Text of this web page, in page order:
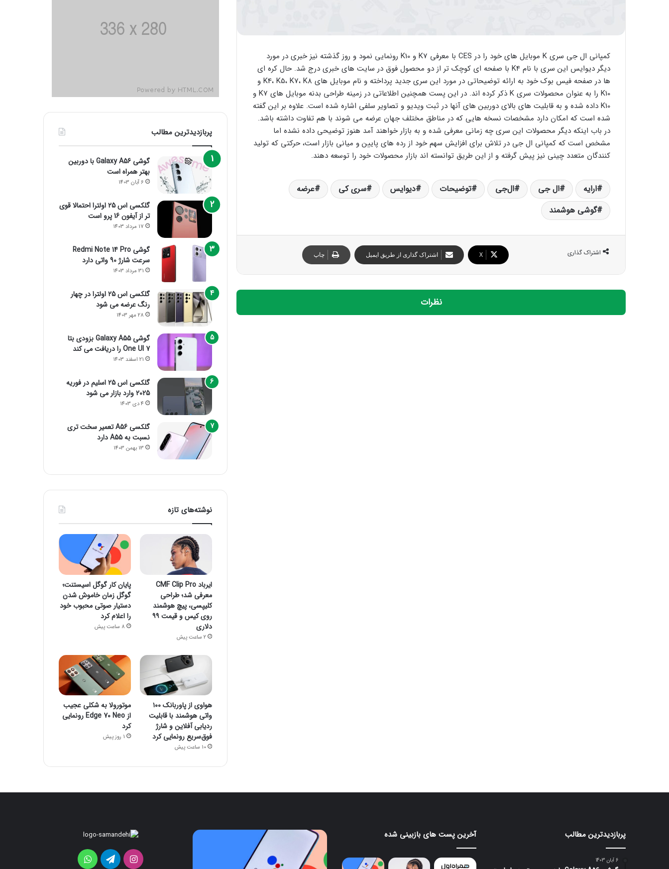
کمپانی ال جی سری K موبایل های خود را در CES با معرفی K7 و K10 رونمایی نمود و روز گذشته نیز خبری در مورد
دیگر دیوایس این سری با نام K4 با صفحه ای کوچک تر از دو محصول فوق در سایت های خبری درج شد. حال کره ای
ها در صفحه فیس بوک خود به ارائه توضیحاتی در مورد این سری جدید پرداخته و نام موبایل های K4، K5، K7، K8 و
K10 را به عنوان محصولات سری K ذکر کرده اند. در این پست همچنین اطلاعاتی در زمینه طراحی بدنه موبایل های K7 و
K10 داده شده و به قابلیت های بالای دوربین های آنها در ثبت ویدیو و تصاویر سلفی اشاره شده است. علاوه بر این گفته
شده است که امکان دارد مشخصات نسخه هایی که در مناطق مختلف جهان عرضه می شوند با هم تفاوت داشته باشد.
در باب اینکه دیگر محصولات این سری چه زمانی معرفی شده و به بازار خواهند آمد هنوز توضیحی داده نشده اما
مشخص است که کمپانی ال جی در تلاش برای افزایش سهم خود از رده های پایین و میانی بازار است، حرکتی که تولید
کنندگان متعدد چینی نیز پیش گرفته و از این طریق توانسته اند بازار محصولات خود را توسعه دهند.
ارایه ال جی ال‌جی توضیحات دیوایس سری کی
عرضه
گوشی هوشمند
اشتراک گذاری X اشتراک گذاری از طریق ایمیل چاپ
نظرات
پربازدیدترین مطالب
گوشی Galaxy A56 با دوربین
بهتر همراه است
6 آبان 1403
گلکسی اس 25 اولترا احتمالا قوی
تر از آیفون 16 پرو است
17 مرداد 1403
گوشی Redmi Note 14 Pro
سرعت شارژ 90 واتی دارد
31 مرداد 1403
گلکسی اس 25 اولترا در چهار
رنگ عرضه می شود
28 مهر 1403
گوشی Galaxy A55 بزودی بتا
One UI 7 را دریافت می کند
21 اسفند 1403
گلکسی اس 25 اسلیم در فوریه
2025 وارد بازار می شود
4 دی 1403
گلکسی A56 تعمیر سخت تری
نسبت به A55 دارد
13 بهمن 1403
نوشته‌های تازه
ایرباد CMF Clip Pro
معرفی شد؛ طراحی
کلیپسی، پیچ هوشمند
روی کیس و قیمت ۹۹
دلاری
2 ساعت پیش
پایان کار گوگل اسیستنت؛
گوگل زمان خاموش شدن
دستیار صوتی محبوب خود
را اعلام کرد
8 ساعت پیش
هواوی از پاوربانک ۱۰۰
واتی هوشمند با قابلیت
ردیابی آفلاین و شارژ
فوق‌سریع رونمایی کرد
10 ساعت پیش
موتورولا به شکلی عجیب
از Edge 70 Neo رونمایی
کرد
1 روز پیش
پربازدیدترین مطالب
6 آبان 1403
آخرین پست های بازبینی شده
ردمی
با
ایرباد
CMF
Clip
Pro
پایان
گوگل
اسیستنت؛
اینستاگرامتلگرام واتس